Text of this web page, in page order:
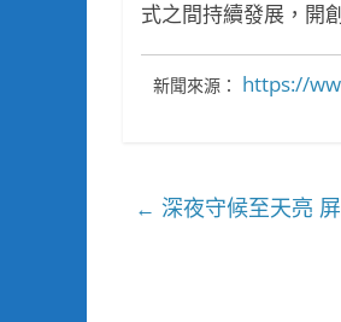
式之間持續發展，開
新聞來源： https://
← 深夜守候至天亮